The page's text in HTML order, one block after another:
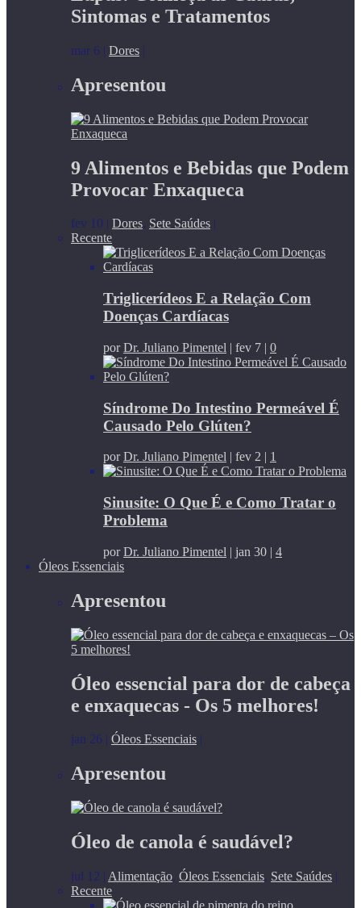
Sintomas e Tratamentos
mar 6 | Dores |
Apresentou
9 Alimentos e Bebidas que Podem
Provocar Enxaqueca
fev 10 Dores, Sete Saúdes
Recente
Triglicerídeos E a Relação Com
Doenças Cardíacas
porDr. Juliano Pimentel | fev 7 | 0
Síndrome Do Intestino Permeável É
Causado Pelo Glúten?
porDr. Juliano Pimentel | fev 2 | 1
Sinusite: O Que É e Como Tratar o
Problema
porDr. Juliano Pimentel | jan 30 | 4
Óleos Essenciais
Apresentou
Óleo essencial para dor de cabeça
e enxaquecas - Os 5 melhores!
jan 26 | Óleos Essenciais |
Apresentou
Óleo de canola é saudável?
jul 12 | Alimentação, Óleos Essenciais, Sete Saúdes |
Recente